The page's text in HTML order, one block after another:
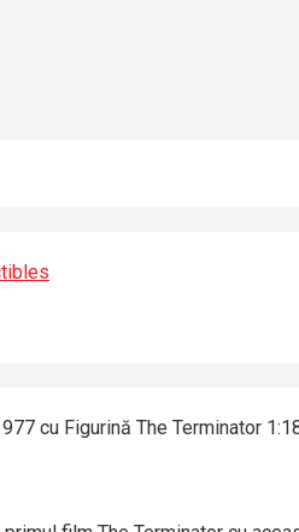
cu Figurină The Terminator